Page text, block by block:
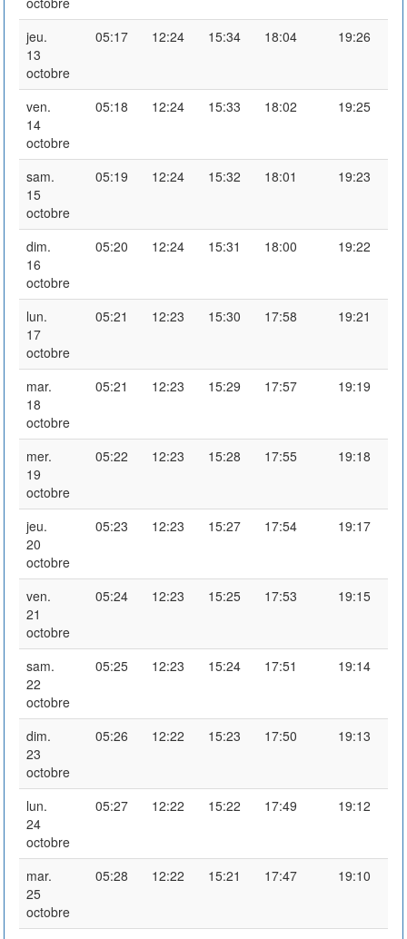
jeu.
13
octobre
05:17 12:24 15:34 18:04 19:26
ven.
14
octobre
05:18 12:24 15:33 18:02 19:25
sam.
15
octobre
05:19 12:24 15:32 18:01 19:23
dim.
16
octobre
05:20 12:24 15:31 18:00 19:22
lun.
17
octobre
05:21 12:23 15:30 17:58 19:21
mar.
18
octobre
05:21 12:23 15:29 17:57 19:19
mer.
19
octobre
05:22 12:23 15:28 17:55 19:18
jeu.
20
octobre
05:23 12:23 15:27 17:54 19:17
ven.
21
octobre
05:24 12:23 15:25 17:53 19:15
sam.
22
octobre
05:25 12:23 15:24 17:51 19:14
dim.
23
octobre
05:26 12:22 15:23 17:50 19:13
lun.
24
octobre
05:27 12:22 15:22 17:49 19:12
mar.
25
octobre
05:28 12:22 15:21 17:47 19:10